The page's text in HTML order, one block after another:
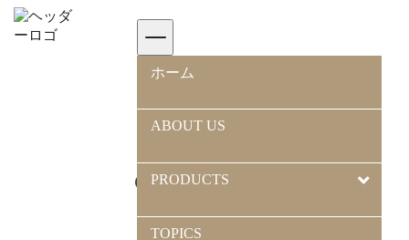
ホーム
ABOUT US
PRODUCTS
TOPICS
>
COMPANY